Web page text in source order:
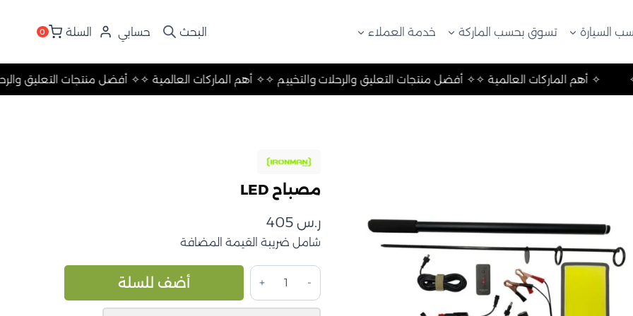
السيارة تسوق بحسب الماركة خدمة العملاء حسابي السلة 0
✧ أفضل✧ أهم الماركات العالمية ✧✧ أفضل منتجات التعليق والرحلات والتخييم ✧✧ أهم الماركات العالمية ✧ والتخييم ✧
مصباح LED
ر.س405
شامل ضريبة القيمة المضافة
كمية
مصباح
LED
أضف للسلة